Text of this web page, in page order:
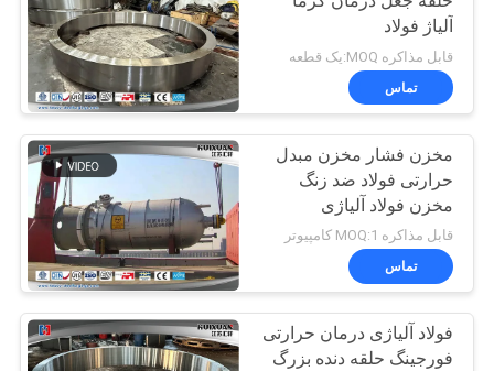
کنترل
کیفیت
نقشه
سایت
PRIVACY
POLICY
Gear Blank Forging
Forged Steel
Flanges
26
آلیاژ فولاد
قابل مذاکره MOQ:یک قطعه
تماس
مخزن فشار مخزن مبدل
حرارتی فولاد ضد زنگ
مخزن فولاد آلیاژی
قابل مذاکره MOQ:1 کامپیوتر
تماس
فولاد آلیاژی درمان حرارتی
فورجینگ حلقه دنده بزرگ